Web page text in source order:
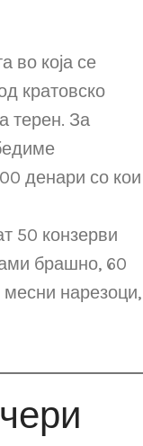
во која се
кратовско
терен. За
денари со кои
50 конзерви
брашно, 60
месни нарезоци,